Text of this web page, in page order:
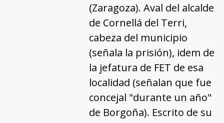
(Zaragoza). Aval del alcalde
de Cornellá del Terri,
cabeza del municipio
(señala la prisión), idem de
la jefatura de FET de esa
localidad (señalan que fue
concejal "durante un año"
de Borgoña). Escrito de su